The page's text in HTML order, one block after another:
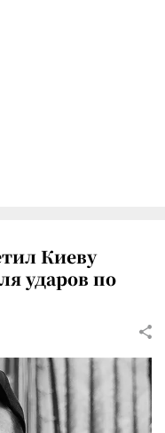
Киеву
ударов по